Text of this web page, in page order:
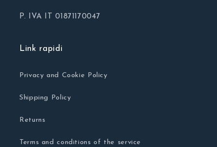
P. IVA IT 01871170047
Link rapidi
Privacy and Cookie Policy
Shipping Policy
Returns
Terms and conditions of the service